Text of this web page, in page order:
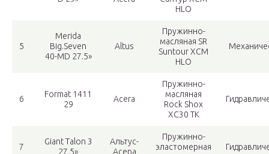
HLO
5
Merida
Big.Seven
40-MD 27.5»
Altus
Пружинно-
масляная SR
Suntour XCM
HLO
6
Format 1411
29
Acera
Пружинно-
масляная
Rock Shox
XC30 TK
7
Giant Talon 3
27.5»
Альтус-
Асера
Пружинно-
эластомерная